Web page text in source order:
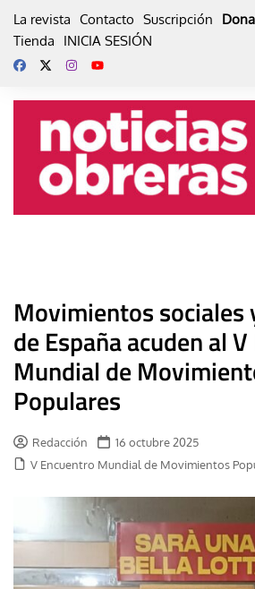
La revista Contacto Suscripción
Tienda
INICIA SESIÓN
Movimientos sociales
de España acuden al
Mundial de
Populares
Redacción
16 octubre 2025
V Encuentro Mundial de Movimientos